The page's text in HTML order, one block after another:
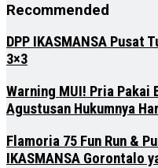
Recommended
DPP IKASMANSA Pusat
3×3
Warning MUI! Pria Pakai
Agustusan Hukumnya
Flamoria 75 Fun Run &
IKASMANSA Gorontalo